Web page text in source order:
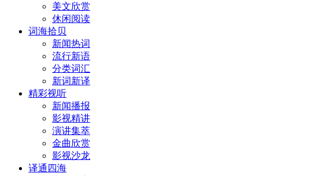
美文欣赏
休闲阅读
词海拾贝
新闻热词
流行新语
分类词汇
新词新译
精彩视听
新闻播报
影视精讲
演讲集萃
金曲欣赏
影视沙龙
译通四海